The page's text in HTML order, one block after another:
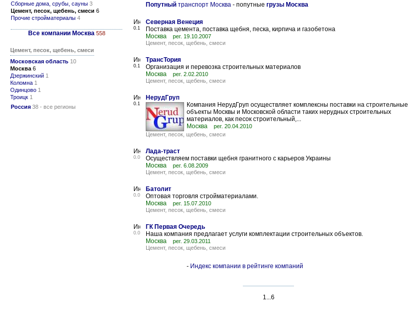
Сборные дома, срубы, сауны 3
Цемент, песок, щебень, смеси 6
Прочие стройматериалы 4
Все компании Москва 558
Цемент, песок, щебень, смеси
Московская область 10
Москва 6
Дзержинский 1
Коломна 1
Одинцово 1
Троицк 1
Россия 38 - все регионы
Попутный транспорт Москва - попутные грузы Москва
0.1
Северная Венеция
Поставка цемента, поставка щебня, песка, кирпича и газобетона
Москва
рег. 19.10.2007
Цемент, песок, щебень, смеси
0.1
ТрансТория
Организация и перевозка строительных материалов
Москва
рег. 2.02.2010
Цемент, песок, щебень, смеси
0.1
НерудГруп
Компания НерудГруп осуществляет комплексны поставки на строительные
объекты Москвы и Московской области таких нерудных строительных
материалов, как песок строительный,...
Москва
рег. 20.04.2010
Цемент, песок, щебень, смеси
0.0
Лада-траст
Осуществляем поставки щебня гранитного с карьеров Украины
Москва
рег. 6.08.2009
Цемент, песок, щебень, смеси
0.0
Батолит
Оптовая торговля стройматериалами.
Москва
рег. 15.07.2010
Цемент, песок, щебень, смеси
0.0
ГК Первая Очередь
Наша компания предлагает услуги комплектации строительных объектов.
Москва
рег. 29.03.2011
Цемент, песок, щебень, смеси
- Индекс компании в рейтинге компаний
1...6